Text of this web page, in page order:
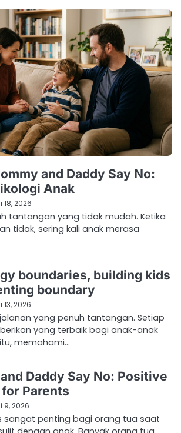
and Daddy Say No:
Anak
18, 2026
tantangan yang tidak mudah. Ketika
tidak, sering kali anak merasa
boundaries, building kids
boundary
13, 2026
yang penuh tantangan. Setiap
yang terbaik bagi anak-anak
memahami…
Daddy Say No: Positive
Parents
9, 2026
sangat penting bagi orang tua saat